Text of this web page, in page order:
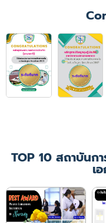
ผลการรั
วิชา
มติการปร
พยา
เมื่อวันที่
รับรอ
(ปีกา
TOP 10 สถาบันก
เ